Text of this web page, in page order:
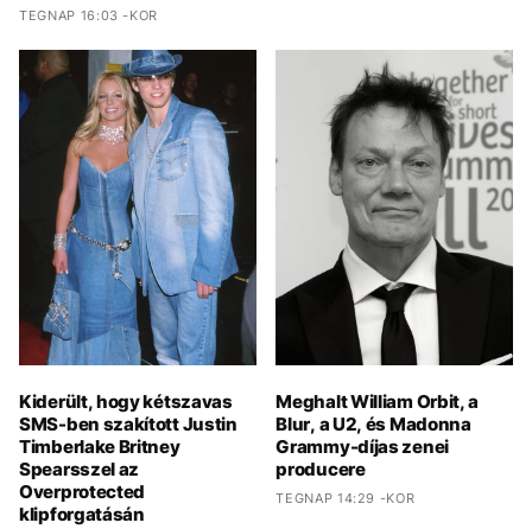
TEGNAP 16:03 -KOR
Kiderült, hogy kétszavas
SMS-ben szakított Justin
Timberlake Britney
Spearsszel az
Overprotected
klipforgatásán
Meghalt William Orbit, a
Blur, a U2, és Madonna
Grammy-díjas zenei
producere
TEGNAP 14:29 -KOR